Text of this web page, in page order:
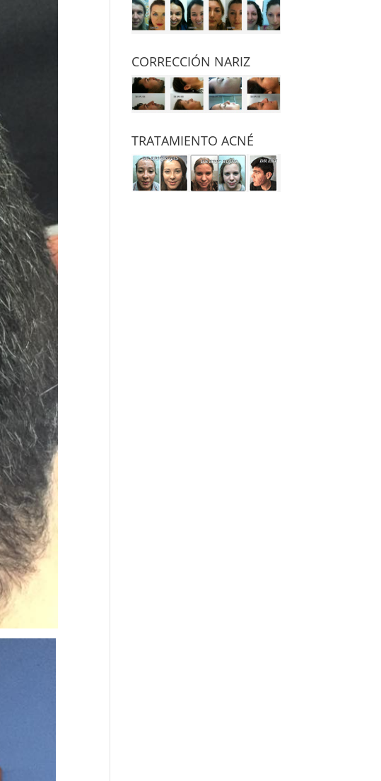
CORRECCIÓN NARIZ
TRATAMIENTO ACNÉ